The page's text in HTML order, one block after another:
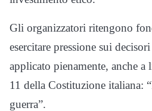
Gli organizzatori ritengono
esercitare pressione sui
applicato pienamente, anche
11 della Costituzione italiana:
guerra”.